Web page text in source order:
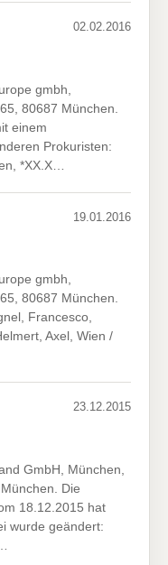
02.02.2016
gmbh,
80687 München.
einem
Prokuristen:
*XX.X…
19.01.2016
gmbh,
80687 München.
Francesco,
Axel, Wien /
23.12.2015
GmbH, München,
Die
18.12.2015 hat
wurde geändert: